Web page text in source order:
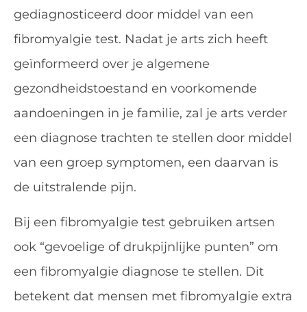
gediagnosticeerd door middel van een
fibromyalgie test. Nadat je arts zich heeft
geïnformeerd over je algemene
gezondheidstoestand en voorkomende
aandoeningen in je familie, zal je arts verder
een diagnose trachten te stellen door middel
van een groep symptomen, een daarvan is
de uitstralende pijn.
Bij een fibromyalgie test gebruiken artsen
ook “gevoelige of drukpijnlijke punten” om
een fibromyalgie diagnose te stellen. Dit
betekent dat mensen met fibromyalgie extra